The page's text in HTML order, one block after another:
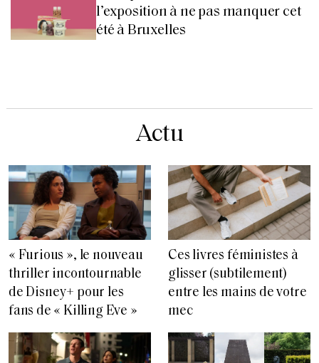
l’exposition à ne pas manquer cet
été à Bruxelles
Actu
« Furious », le nouveau
thriller incontournable
de Disney+ pour les
fans de « Killing Eve »
Ces livres féministes à
glisser (subtilement)
entre les mains de votre
mec